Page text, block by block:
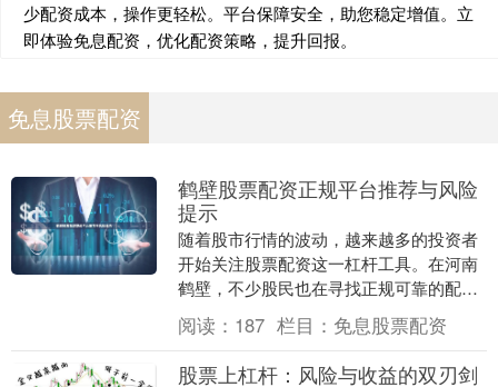
少配资成本，操作更轻松。平台保障安全，助您稳定增值。立
即体验免息配资，优化配资策略，提升回报。
免息股票配资
鹤壁股票配资正规平台推荐与风险
提示
随着股市行情的波动，越来越多的投资者
开始关注股票配资这一杠杆工具。在河南
鹤壁，不少股民也在寻找正规可靠的配资
渠道。本文将为您系统介绍鹤壁股票配资
的正规平台选择标....
阅读： 187 栏目： 免息股票配资
股票上杠杆：风险与收益的双刃剑